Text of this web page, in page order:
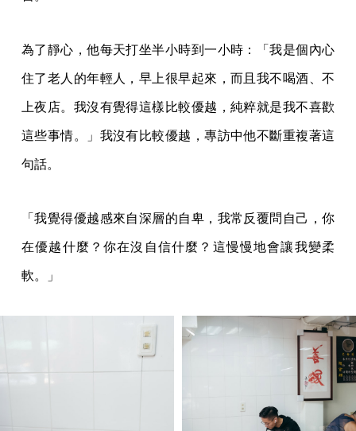
為了靜心，他每天打坐半小時到一小時：「我是個內心
住了老人的年輕人，早上很早起來，而且我不喝酒、不
上夜店。我沒有覺得這樣比較優越，純粹就是我不喜歡
這些事情。」我沒有比較優越，專訪中他不斷重複著這
句話。
「我覺得優越感來自深層的自卑，我常反覆問自己，你
在優越什麼？你在沒自信什麼？這慢慢地會讓我變柔
軟。」